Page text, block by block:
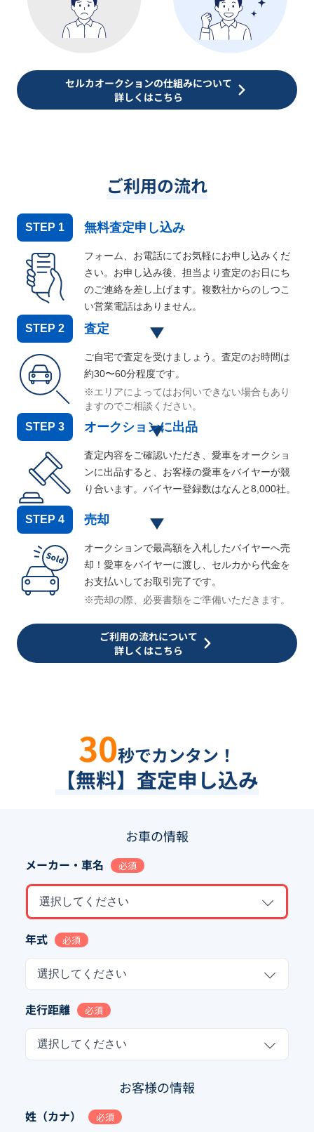
セルカオークションの仕組みについて
詳しくはこちら
ご利用の流れ
STEP 1 無料査定申し込み
フォーム、お電話にてお気軽にお申し込みくだ
さい。お申し込み後、担当より査定のお日にち
のご連絡を差し上げます。複数社からのしつこ
い営業電話はありません。
STEP 2 査定
ご自宅で査定を受けましょう。査定のお時間は
約30〜60分程度です。
※エリアによってはお伺いできない場合もあり
ますのでご相談ください。
STEP 3 オークションに出品
査定内容をご確認いただき、愛車をオークショ
ンに出品すると、お客様の愛車をバイヤーが競
り合います。バイヤー登録数はなんと8,000社。
STEP 4 売却
オークションで最高額を入札したバイヤーへ売
却！愛車をバイヤーに渡し、セルカから代金を
お支払いしてお取引完了です。
※売却の際、必要書類をご準備いただきます。
ご利用の流れについて
詳しくはこちら
30秒でカンタン！
【無料】査定申し込み
お車の情報
メーカー・車名 必須
選択してください
年式 必須
選択してください
走行距離 必須
選択してください
お客様の情報
姓（カナ） 必須